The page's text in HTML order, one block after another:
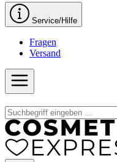
Service/Hilfe
Fragen
Versand